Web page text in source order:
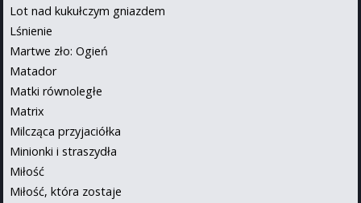
Lot nad kukułczym gniazdem
Lśnienie
Martwe zło: Ogień
Matador
Matki równoległe
Matrix
Milcząca przyjaciółka
Minionki i straszydła
Miłość
Miłość, która zostaje